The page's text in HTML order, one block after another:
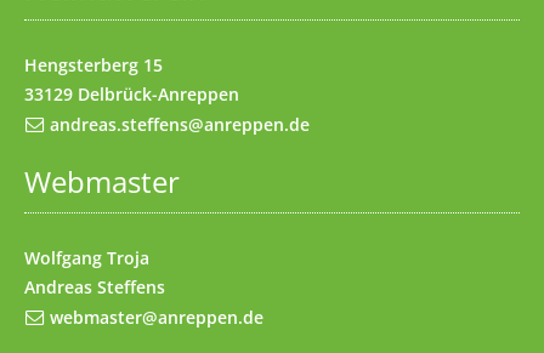
Kontakt(Access key 9)
Hengsterberg 15
33129 Delbrück-Anreppen
andreas.steffens@anreppen.de
Webmaster
Wolfgang Troja
Andreas Steffens
webmaster@anreppen.de